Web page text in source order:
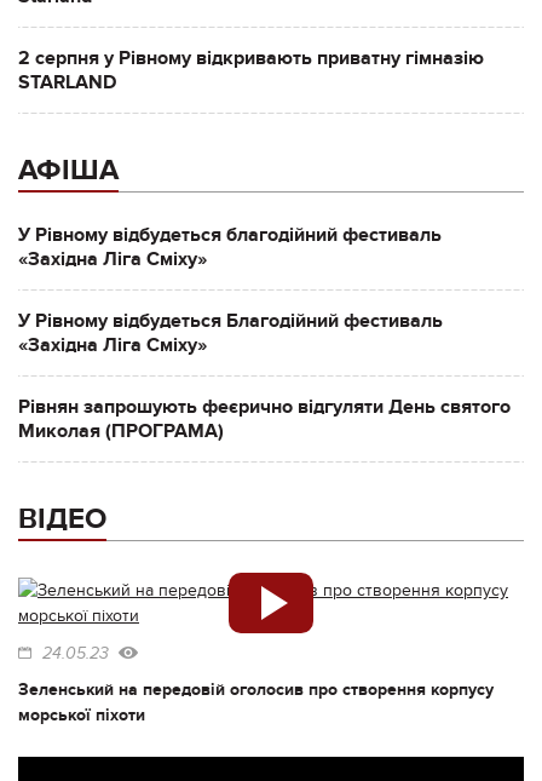
2 серпня у Рівному відкривають приватну гімназію
STARLAND
АФІША
У Рівному відбудеться благодійний фестиваль
«Західна Ліга Сміху»
У Рівному відбудеться Благодійний фестиваль
«Західна Ліга Сміху»
Рівнян запрошують феєрично відгуляти День святого
Миколая (ПРОГРАМА)
ВІДЕО
24.05.23
Зеленський на передовій оголосив про створення корпусу
морської піхоти